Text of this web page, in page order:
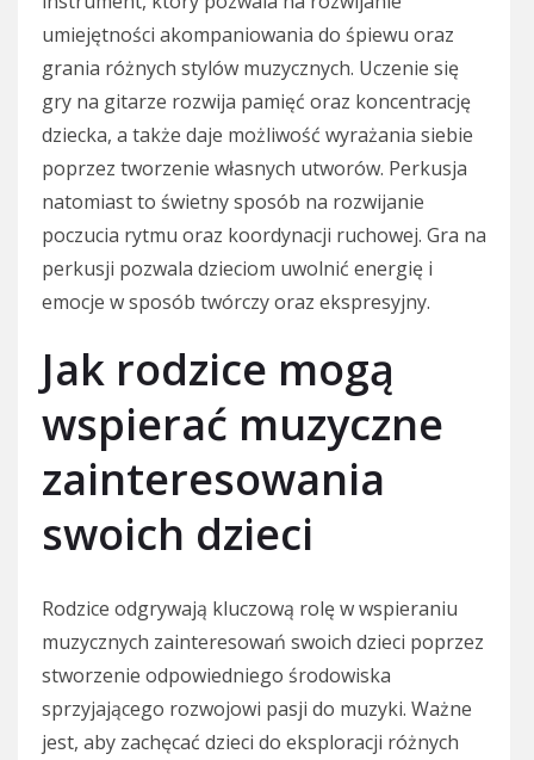
umiejętności akompaniowania do śpiewu oraz
grania różnych stylów muzycznych. Uczenie się
gry na gitarze rozwija pamięć oraz koncentrację
dziecka, a także daje możliwość wyrażania siebie
poprzez tworzenie własnych utworów. Perkusja
natomiast to świetny sposób na rozwijanie
poczucia rytmu oraz koordynacji ruchowej. Gra na
perkusji pozwala dzieciom uwolnić energię i
emocje w sposób twórczy oraz ekspresyjny.
Jak rodzice mogą
wspierać muzyczne
zainteresowania
swoich dzieci
Rodzice odgrywają kluczową rolę w wspieraniu
muzycznych zainteresowań swoich dzieci poprzez
stworzenie odpowiedniego środowiska
sprzyjającego rozwojowi pasji do muzyki. Ważne
jest, aby zachęcać dzieci do eksploracji różnych